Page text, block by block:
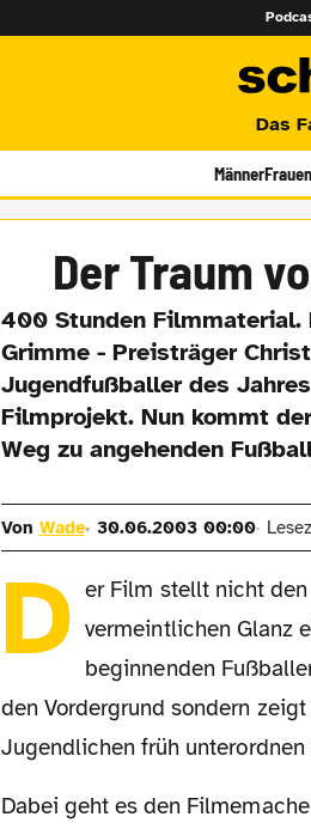
Das
MännerFrauen
Der Traum
400 Stunden Filmmaterial.
Grimme - Preisträger
Jugendfußballer des
Filmprojekt. Nun kommt
Weg zu angehenden
Von Wade 30.06.2003 00:00
D er Film stellt nicht den
vermeintlichen Glanz
beginnenden
den Vordergrund sondern
Jugendlichen früh unterordnen
Dabei geht es den Filmemachern nicht darum, einen reinen Fußballfilm im Stil typischer